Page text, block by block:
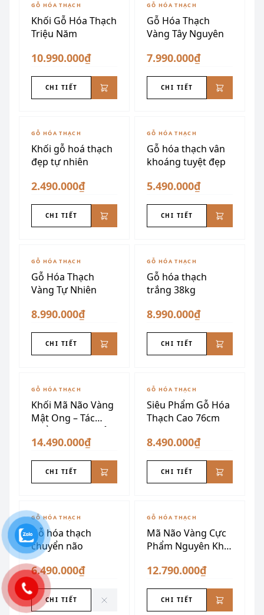
GỖ HÓA THẠCH
Khối Gỗ Hóa Thạch
Triệu Năm
10.990.000₫
CHI TIẾT
GỖ HÓA THẠCH
Gỗ Hóa Thạch
Vàng Tây Nguyên
7.990.000₫
CHI TIẾT
GỖ HÓA THẠCH
Khối gỗ hoá thạch
đẹp tự nhiên
2.490.000₫
CHI TIẾT
GỖ HÓA THẠCH
Gỗ hóa thạch vân
khoáng tuyệt đẹp
5.490.000₫
CHI TIẾT
GỖ HÓA THẠCH
Gỗ Hóa Thạch
Vàng Tự Nhiên
8.990.000₫
CHI TIẾT
GỖ HÓA THẠCH
Gỗ hóa thạch
trắng 38kg
8.990.000₫
CHI TIẾT
GỖ HÓA THẠCH
Khối Mã Não Vàng
Mật Ong – Tác
Phẩm Phong Thủy
14.490.000₫
CHI TIẾT
GỖ HÓA THẠCH
Siêu Phẩm Gỗ Hóa
Thạch Cao 76cm
8.490.000₫
CHI TIẾT
ĐÃ SƯU TẦM
GỖ HÓA THẠCH
Gỗ hóa thạch
chuyển não
6.490.000₫
CHI TIẾT
GỖ HÓA THẠCH
Mã Não Vàng Cực
Phẩm Nguyên Khối
12.790.000₫
CHI TIẾT